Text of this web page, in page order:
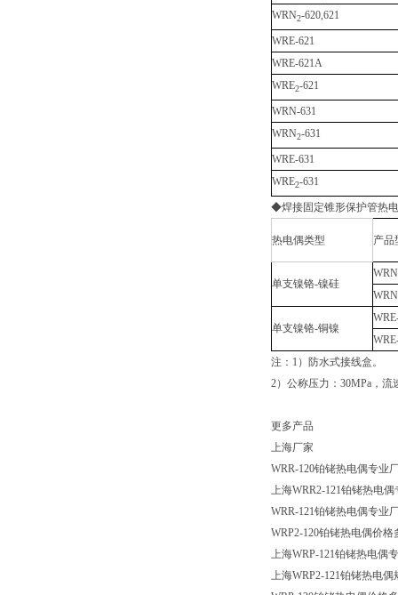
WRN2-620,621
WRE-621
WRE-621A
WRE2-621
WRN-631
WRN2-631
WRE-631
WRE2-631
◆焊接固定锥形保护管热
热电偶类型 产品
单支镍铬-镍硅
单支镍铬-铜镍
注：1）防水式接线盒。
2）公称压力：30MPa，流
更多产品
上海厂家
WRR-120铂铑热电偶专业
上海WRR2-121铂铑热电
WRR-121铂铑热电偶专业
WRP2-120铂铑热电偶价格
上海WRP-121铂铑热电偶
上海WRP2-121铂铑热电偶